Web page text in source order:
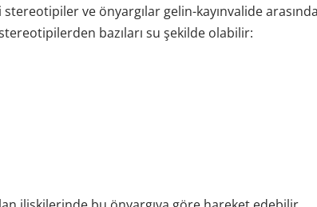
ve önyargılar gelin-kayınvalide
bazıları su şekilde olabilir: